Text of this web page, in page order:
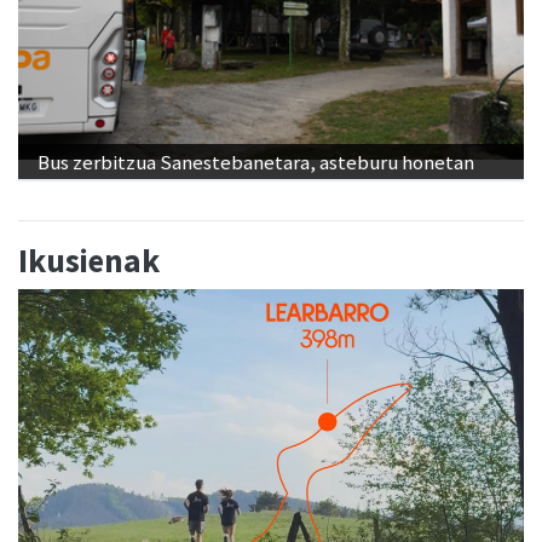
Bus zerbitzua Sanestebanetara, asteburu honetan
Ikusienak